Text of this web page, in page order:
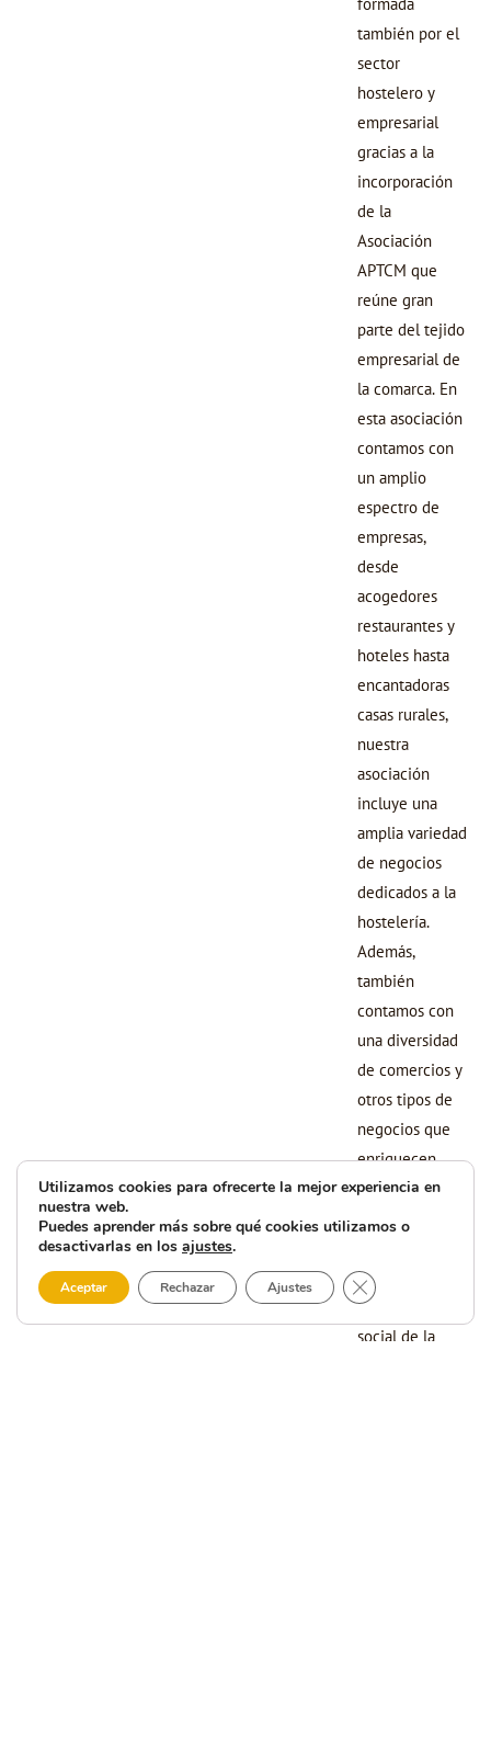
también por el
sector
hostelero y
empresarial
gracias a la
incorporación
de la
Asociación
APTCM que
reúne gran
parte del tejido
empresarial de
la comarca. En
esta asociación
contamos con
un amplio
espectro de
empresas,
desde
acogedores
restaurantes y
hoteles hasta
encantadoras
casas rurales,
nuestra
asociación
incluye una
amplia variedad
de negocios
dedicados a la
hostelería.
Además,
también
contamos con
una diversidad
de comercios y
otros tipos de
negocios que
enriquecen
nuestra
desarrollo
económico y
social de la
Utilizamos cookies para ofrecerte la mejor experiencia en
nuestra web.
Puedes aprender más sobre qué cookies utilizamos o
desactivarlas en los ajustes.
Aceptar Rechazar Ajustes Cerrar el banner